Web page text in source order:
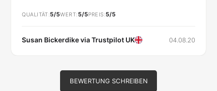
gestellt. Ich konnte die Lieferung den ganzen Tag
Minuten nach dem angegebenen Zeitpunkt,
den tollen Service!
QUALITÄT 5/5WERT 5/5PREIS 5/5
Susan Bickerdike viaTrustpilot UK 04.08.20
BEWERTUNG SCHREIBEN